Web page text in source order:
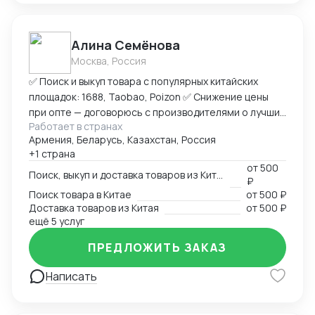
Алина Семёнова
Москва, Россия
✅ Поиск и выкуп товара с популярных китайских
площадок: 1688, Taobao, Poizon ✅ Снижение цены
при опте — договорюсь с производителями о лучших
условиях ✅ Предоставлю фото- и видеоотчет перед
отправкой ✅ Надежная упаковка — минимизация
рисков повреждений при перевозке ✅ Доставка
товара до склада в Москву, отправка в любой город
России (ТК на выбор) ✅ Также доставлю в Армению,
Беларусь, Казахстан, Кыргызстан ✅ Полное
сопровождение — от заказа до получения ➡
Пришлите ссылку на товар или фото, его количество,
и я рассчитаю стоимость доставки
Работает в странах
Армения, Беларусь, Казахстан, Россия
+1 страна
от500
₽
Поиск товара в Китае
от500 ₽
Доставка товаров из Китая
от500 ₽
ещё 5 услуг
Написать
ПРЕДЛОЖИТЬ ЗАКАЗ